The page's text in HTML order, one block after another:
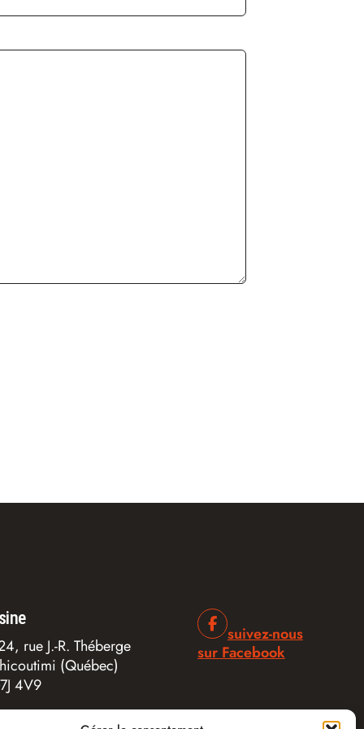
rue J.-R. Théberge
(Québec)
4V9
suivez-nous
sur Facebook